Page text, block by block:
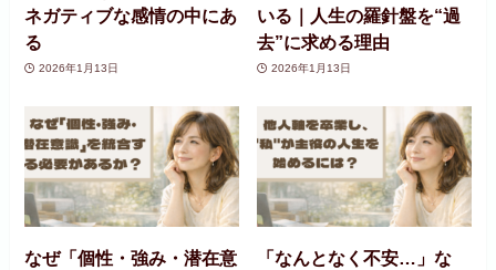
ネガティブな感情の中にあ
る
2026年1月13日
いる｜人生の羅針盤を“過
去”に求める理由
2026年1月13日
なぜ「個性・強み・潜在意
「なんとなく不安…」な